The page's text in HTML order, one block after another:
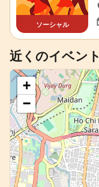
ソーシャル
近くのイベント
+
−